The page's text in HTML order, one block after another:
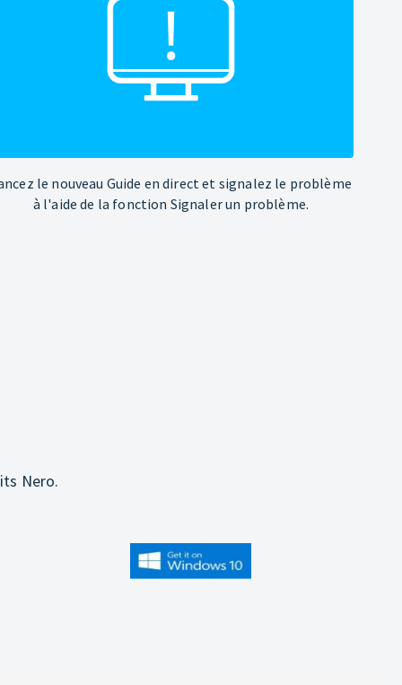
le nouveau Guide en direct et signalez le problème
à l'aide de la fonction Signaler un problème.
Nero.